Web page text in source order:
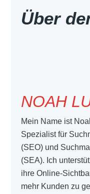
Über
NOAH
Mein Name ist
Spezialist für
(SEO) und
(SEA). Ich
ihre Online-
mehr Kunden zu